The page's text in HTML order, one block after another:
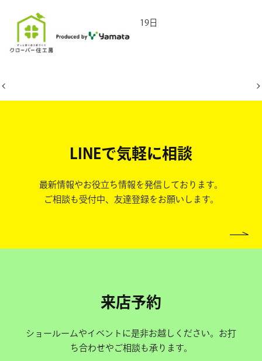
2026年5月19日
LINEで気軽に相談
最新情報やお役立ち情報を発信しております。
ご相談も受付中、友達登録をお願いします。
来店予約
ショールームやイベントに是非お越しください。お打
ち合わせやご相談も承ります。